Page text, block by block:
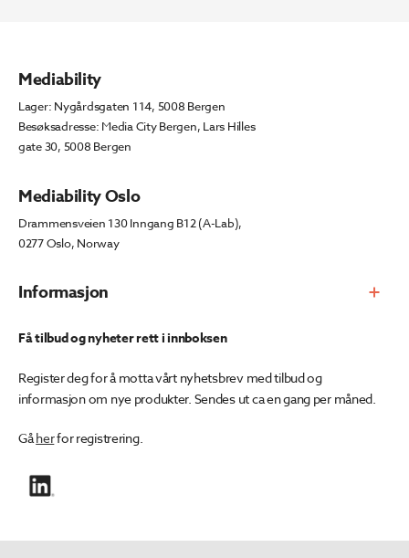
Informasjon
Mediability
Lager: Nygårdsgaten 114, 5008 Bergen
Besøksadresse: Media City Bergen, Lars Hilles
gate 30, 5008 Bergen
Mediability Oslo
Drammensveien 130 Inngang B12 (A-Lab),
0277 Oslo, Norway
Få tilbud og nyheter rett i innboksen
Register deg for å motta vårt nyhetsbrev med tilbud og
informasjon om nye produkter. Sendes ut ca en gang per måned.
Gåherfor registrering.